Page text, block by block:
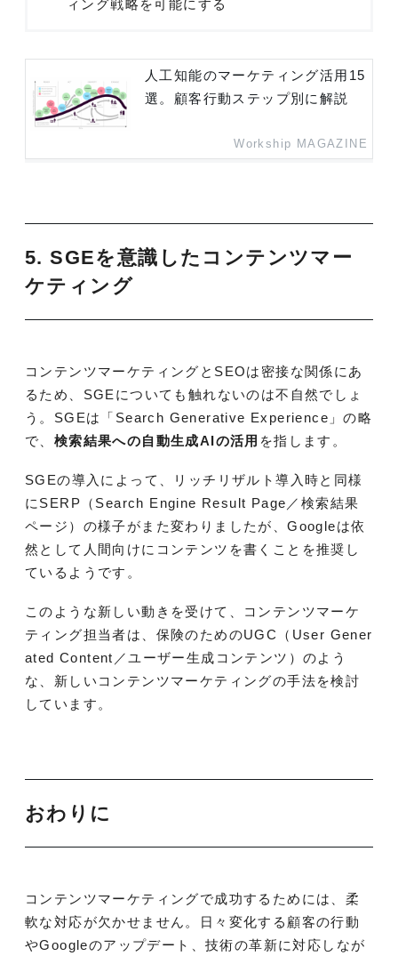
ィング戦略を可能にする
人工知能のマーケティング活用15
選。顧客行動ステップ別に解説
Workship MAGAZINE
5. SGEを意識したコンテンツマー
ケティング
コンテンツマーケティングとSEOは密接な関係にあ
るため、SGEについても触れないのは不自然でしょ
う。SGEは「Search Generative Experience」の略
で、 検索結果への自動生成AIの活用 を指します。
SGEの導入によって、リッチリザルト導入時と同様
にSERP（Search Engine Result Page／検索結果
ページ）の様子がまた変わりましたが、Googleは依
然として人間向けにコンテンツを書くことを推奨し
ているようです。
このような新しい動きを受けて、コンテンツマーケ
ティング担当者は、保険のためのUGC（User Gener
ated Content／ユーザー生成コンテンツ）のよう
な、新しいコンテンツマーケティングの手法を検討
しています。
おわりに
コンテンツマーケティングで成功するためには、柔
軟な対応が欠かせません。日々変化する顧客の行動
やGoogleのアップデート、技術の革新に対応しなが